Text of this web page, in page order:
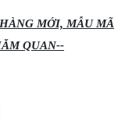
MỚI, MẪU MÃ
QUAN--